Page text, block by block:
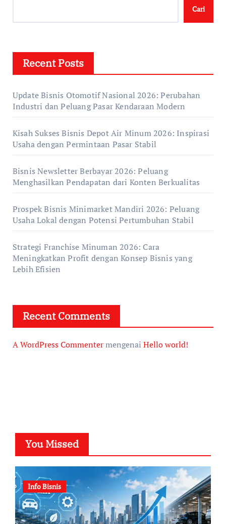
Cari
Recent Posts
Update Bisnis Otomotif Nasional 2026: Perubahan
Industri dan Peluang Pasar Kendaraan Modern
Kisah Sukses Bisnis Depot Air Minum 2026: Inspirasi
Usaha dengan Permintaan Pasar Stabil
Bisnis Newsletter Berbayar 2026: Peluang
Menghasilkan Pendapatan dari Konten Berkualitas
Prospek Bisnis Minimarket Mandiri 2026: Peluang
Usaha Lokal dengan Potensi Pertumbuhan Stabil
Strategi Franchise Minuman 2026: Cara
Meningkatkan Profit dengan Konsep Bisnis yang
Lebih Efisien
Recent Comments
A WordPress Commentermengenai Hello world!
You Missed
Info Bisnis